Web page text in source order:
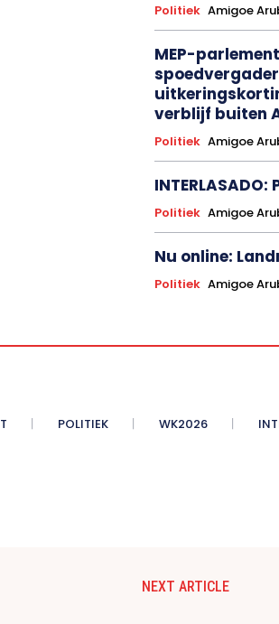
Politiek Amigoe
MEP-
verblijf buiten
Politiek Amigoe
INTERLASADO:
Politiek Amigoe
Nu online:
Politiek Amigoe
POLITIEK WK2026
NEXT ARTICLE